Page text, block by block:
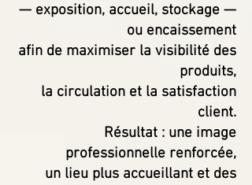
— exposition, accueil, stockage —
ou encaissement
afin de maximiser la visibilité des
produits,
la circulation et la satisfaction
client.
Résultat : une image
professionnelle renforcée,
un lieu plus accueillant et des